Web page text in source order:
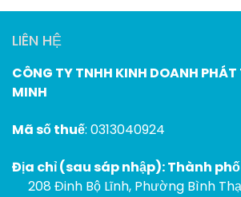
LIÊN HỆ
CÔNG TY TNHH KINH DOANH
MINH
Mã số thuế: 0313040924
Địa chỉ (sau sáp nhập): Thành
208 Đinh Bộ Lĩnh, Phường Bình